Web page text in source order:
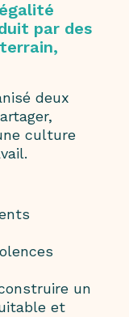
par des
deux
culture
un
et